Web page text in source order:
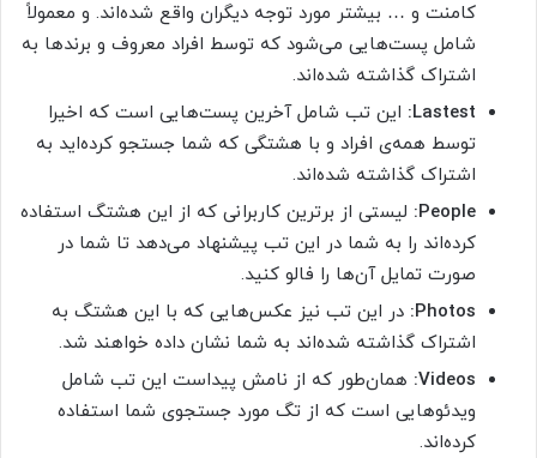
کامنت و … بیشتر مورد توجه دیگران واقع شده‌اند. و معمولاً
شامل پست‌هایی می‌شود که توسط افراد معروف و برندها به
اشتراک گذاشته شده‌اند.
Lastest: این تب شامل آخرین پست‌هایی است که اخیرا
توسط همه‌ی افراد و با هشتگی که شما جستجو کرده‌اید به
اشتراک گذاشته شده‌اند.
People: لیستی از برترین کاربرانی که از این هشتگ استفاده
کرده‌اند را به شما در این تب پیشنهاد می‌دهد تا شما در
صورت تمایل آن‌ها را فالو کنید.
Photos: در این تب نیز عکس‌هایی که با این هشتگ به
اشتراک گذاشته شده‌اند به شما نشان داده خواهند شد.
Videos: همان‌طور که از نامش پیداست این تب شامل
ویدئوهایی است که از تگ مورد جستجوی شما استفاده
کرده‌اند.